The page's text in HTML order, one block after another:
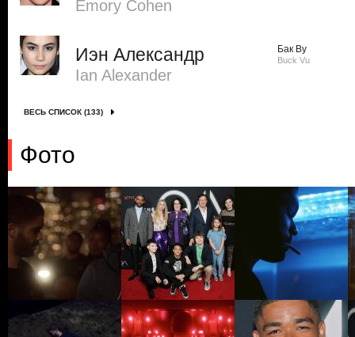
Emory Cohen
Иэн Александр
Ian Alexander
Бак Ву
Buck Vu
ВЕСЬ СПИСОК (133)
Фото